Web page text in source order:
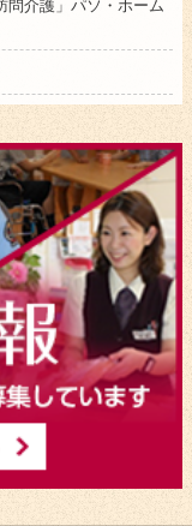
問介護」パソ・ホーム